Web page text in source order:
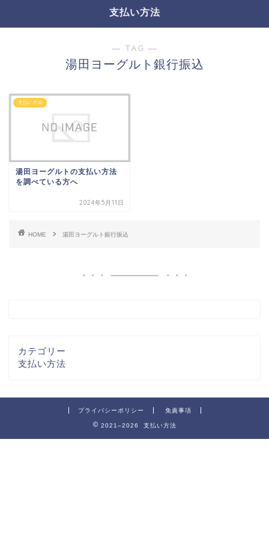
支払い方法
― TAG ―
湯田ヨーグルト銀行振込
支払い方法
湯田ヨーグルトの支払い方法
を調べている方へ
2024年5月11日
HOME 湯田ヨーグルト銀行振込
カテゴリー
支払い方法
プライバシーポリシー 免責事項
2021–2026 支払い方法